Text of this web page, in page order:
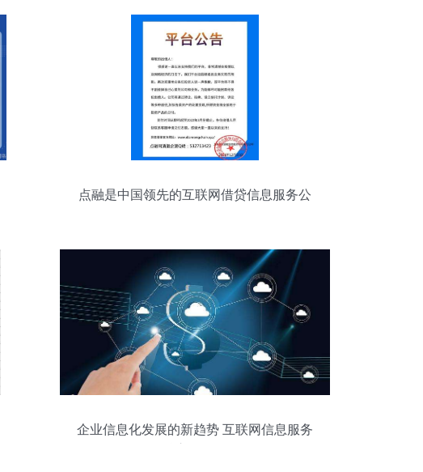
点融是中国领先的互联网借贷信息服务公
企业信息化发展的新趋势 互联网信息服务